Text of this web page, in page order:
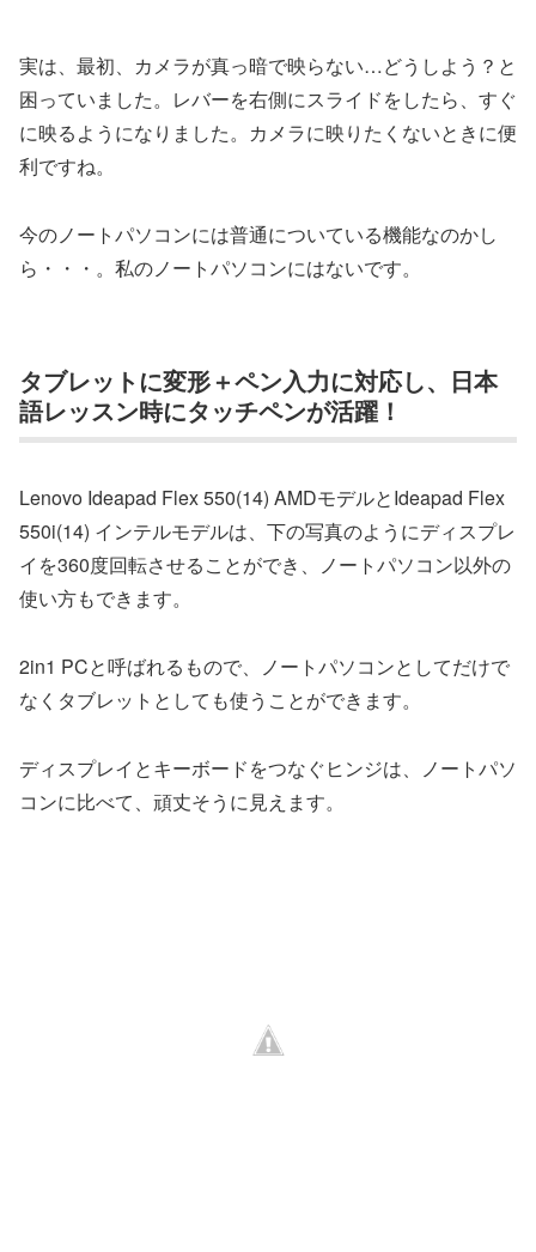
実は、最初、カメラが真っ暗で映らない…どうしよう？と
困っていました。レバーを右側にスライドをしたら、すぐ
に映るようになりました。カメラに映りたくないときに便
利ですね。
今のノートパソコンには普通についている機能なのかし
ら・・・。私のノートパソコンにはないです。
タブレットに変形＋ペン入力に対応し、日本
語レッスン時にタッチペンが活躍！
Lenovo Ideapad Flex 550(14) AMDモデルとIdeapad Flex
550i(14) インテルモデルは、下の写真のようにディスプレ
イを360度回転させることができ、ノートパソコン以外の
使い方もできます。
2in1 PCと呼ばれるもので、ノートパソコンとしてだけで
なくタブレットとしても使うことができます。
ディスプレイとキーボードをつなぐヒンジは、ノートパソ
コンに比べて、頑丈そうに見えます。